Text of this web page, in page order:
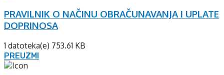
PRAVILNIK O NAČINU OBRAČUNAVANJA I UPLATE
DOPRINOSA
1 datoteka(e) 753.61 KB
PREUZMI